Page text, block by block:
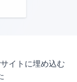
トに埋め込む